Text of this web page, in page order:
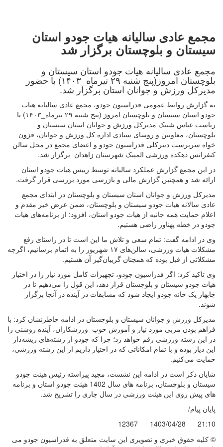
مجمع عادی سالیانه هیات جودو استان
سیستان و بلوچستان برگزار شد
مجمع عادی سالیانه هیات جودو استان سیستان و
بلوچستان امروز(پنج شنبه ۲۹ تیرماه_۱۴۰۳) با حضور
مدیرکل ورزش و جوانان استان برگزار شد.
به گزارش روابط عمومی فدراسیون جودو، مجمع عادی سالیانه هیات
جودو استان سیستان و بلوچستان امروز (پنج شنبه ۲۹ تیرماه_۱۴۰۳) با
ریاست عباس شیبک مدیرکل ورزش و جوانان استان سیستان و
بلوچستان، معاونین و روسای ستادی اداره کل ورزش و جوانان، فزون
خواه سرپرست دبیرکلی فدراسیون جودو و اعضای مجمع در محل سالن
کنفرانس دهکده ورزشی المپیک شهرستان زاهدان برگزار شد.
در این مجمع گزارش عملکرد سالیانه توسط رییس هیات جودو استان
ارائه شد و همچنین گزارش مالی و بازرسی مورد بررسی قرار گرفت.
مدیرکل ورزش و جوانان استان سیستان و بلوچستان در ابتدای مجمع
عادی سالانه هیات جودو سیستان و بلوچستان، ضمن عرض خیر مقدم و
اعلام حمایت همه جانبه از هیات جودو استان، افزود: از برنامه‌های هیات
جودو در خطه پهناور راضی هستیم.
وی در ادامه گفت: تمام سعی و تلاش ما این است تا در راستای رفع
مشکلات هیات ورزشی، سالن‌های ۱۷ شهریور را به اتمام برسانیم، اگرچه
مشکلاتی از قبل بوده که همچنان گریبان‌گیر آن هستیم.
وی تاکید کرد: اگر فدراسیون جودو، تجهیزات کامل مورد نیاز را در اختیار
هیات جودو سیستان و بلوچستان قرار دهد، این قول را می‌دهیم تا در
چابهار یک خانه جودو ایجاد شود که مسابقات در آینده در آنجا برگزار
شوند.
مدیرکل ورزش و جوانان سیستان و بلوچستان در ادامه خاطرنشان کرد: با
فراهم بودن مربی مورد نیاز و آموزش خوب ورزشکاران، آینده روشنی را
در این رشته ورزشی رقم خواهد زد؛ چرا که جودو از رشته‌های ریشه‌دار
این دیار بوده و با تمام امکاناتی که در اختیار داریم از این رشته ورزشی،
حمایت می‌کنیم.
شایان ذکر است در ادامه این نشست، مجید پیراسته رئیس هیئت جودو
سیستان و بلوچستان، برنامه های سال 1402 هیئت جودو استان و برنامه
های پیش روی این هیئت ورزشی در سال جاری را تشریح شد.
پایان پیام/
21:10
1403/04/28
12367
© کليه حقوق خبری و تصويری اين سايت متعلق به فدراسیون جودو می